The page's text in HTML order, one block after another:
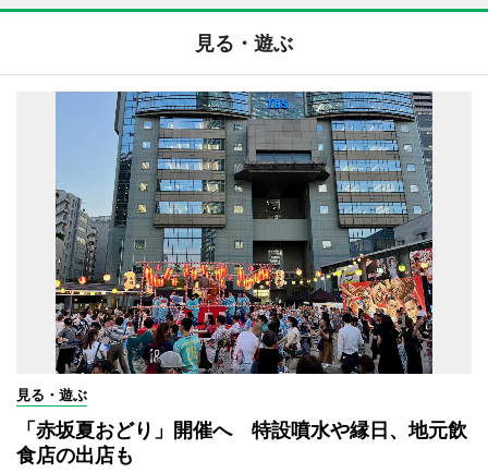
見る・遊ぶ
見る・遊ぶ
「赤坂夏おどり」開催へ 特設噴水や縁日、地元飲
食店の出店も